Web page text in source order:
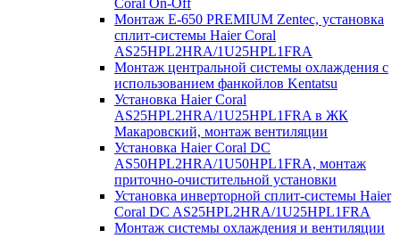
Coral On-Off
Монтаж E-650 PREMIUM Zentec, установка
сплит-системы Haier Coral
AS25HPL2HRA/1U25HPL1FRA
Монтаж центральной системы охлаждения с
использованием фанкойлов Kentatsu
Установка Haier Coral
AS25HPL2HRA/1U25HPL1FRA в ЖК
Макаровский, монтаж вентиляции
Установка Haier Coral DC
AS50HPL2HRA/1U50HPL1FRA, монтаж
приточно-очистительной установки
Установка инверторной сплит-системы Haier
Coral DC AS25HPL2HRA/1U25HPL1FRA
Монтаж системы охлаждения и вентиляции